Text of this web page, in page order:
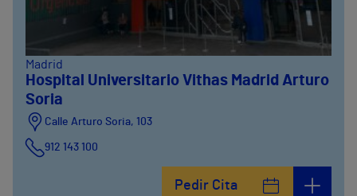
Madrid
Hospital Universitario Vithas Madrid Arturo
Soria
Calle Arturo Soria, 103
912 143 100
Pedir Cita